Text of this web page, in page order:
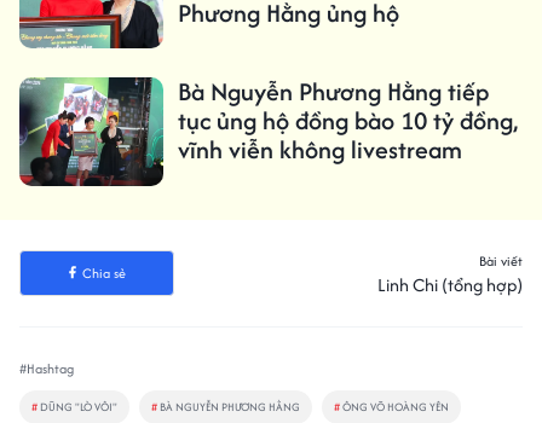
Phương Hằng ủng hộ
Bà Nguyễn Phương Hằng tiếp
tục ủng hộ đồng bào 10 tỷ đồng,
vĩnh viễn không livestream
Chia sẻ
Bài viết
Linh Chi (tổng hợp)
#Hashtag
# DŨNG "LÒ VÔI" # BÀ NGUYỄN PHƯƠNG HẰNG #ÔNG VÕ HOÀNG YÊN